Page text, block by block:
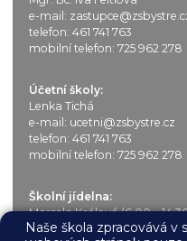
e-mail:
telefon: 461 741 763
mobilní telefon: 725 962 278
Účetní školy:
Lenka Tichá
e-mail: ucetni@zsbystre.cz
telefon: 461 741 763
mobilní telefon: 725 962 278
Školní jídelna:
Marcela Králová (6.00 –
e-mail:jidelna@zsbystre.cz
Naše škola zpracovává v